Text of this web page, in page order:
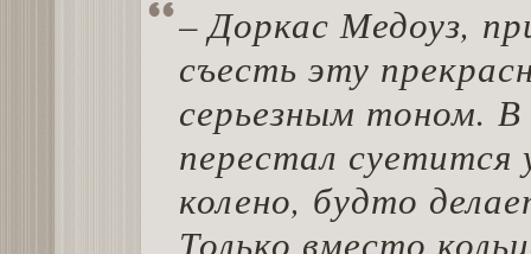
– Доркас Медоуз,
съесть эту
серьезным тоном.
перестал суетится
колено, будто
Только вместо